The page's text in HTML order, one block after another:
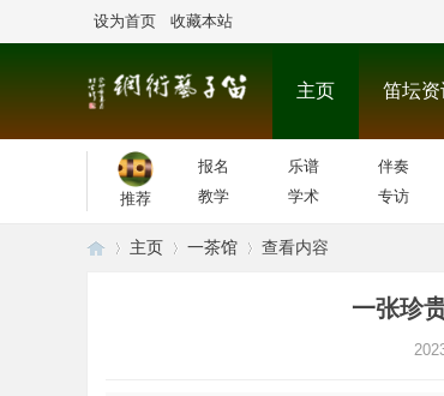
设为首页 收藏本站
主页 笛坛资
推荐
报名 乐谱
伴奏
教学
学术 专访
主页 一茶馆 查看内容
一张珍